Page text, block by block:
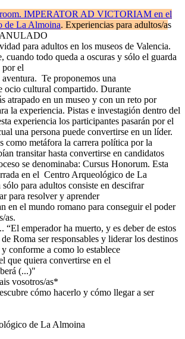
room. IMPERATOR AD VICTORIAM en el
de La Almoina. Experiencias para adultos/as
ANULADO
para adultos en los museos de Valencia.
cuando todo queda a oscuras y sólo el guarda
por el
Te proponemos una
ocio cultural compartido. Durante
atrapado en un museo y con un reto por
la experiencia. Pistas e investagión dentro del
experiencia los participantes pasarán por el
una persona puede convertirse en un líder.
como metáfora la carrera política por la
transitar hasta convertirse en candidatos
se denominaba: Cursus Honorum. Esta
en el Centro Arqueológico de La
para adultos consiste en descifrar
para resolver y aprender
en el mundo romano para conseguir el poder
as.
“El emperador ha muerto, y es deber de estos
Roma ser responsables y liderar los destinos
conforme a como lo establece
que quiera convertirse en el
(...)"
vosotros/as*
cómo hacerlo y cómo llegar a ser
de La Almoina